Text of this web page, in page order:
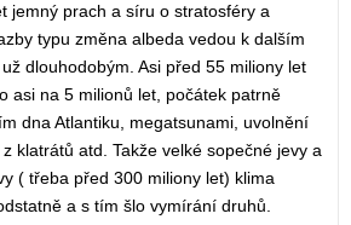
jemný prach a síru o stratosféry a
typu změna albeda vedou k dalším
dlouhodobým. Asi před 55 miliony let
asi na 5 milionů let, počátek patrně
dna Atlantiku, megatsunami, uvolnění
klatrátů atd. Takže velké sopečné jevy a
( třeba před 300 miliony let) klima
a s tím šlo vymírání druhů.